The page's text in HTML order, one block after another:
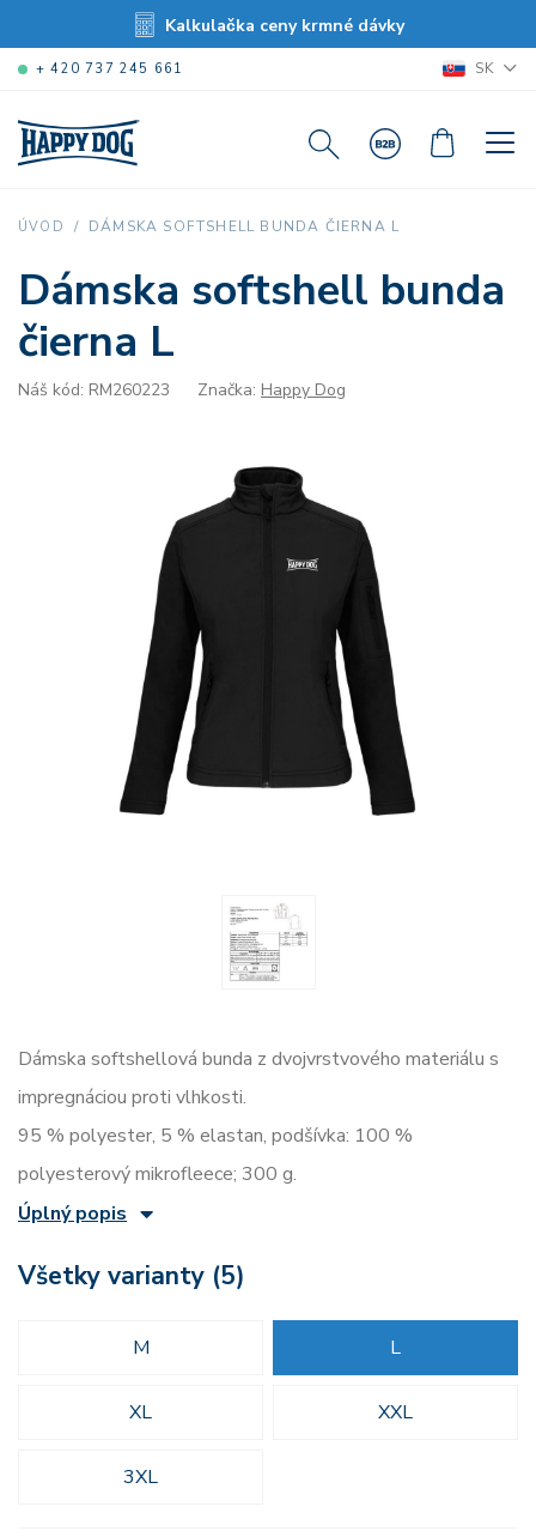
Kalkulačka ceny krmné dávky
+ 420 737 245 661 SK
ÚVOD DÁMSKA SOFTSHELL BUNDA ČIERNA L
Dámska softshell bunda
čierna L
Náš kód: RM260223 Značka: Happy Dog
Dámska softshellová bunda z dvojvrstvového materiálu s
impregnáciou proti vlhkosti.
95 % polyester, 5 % elastan, podšívka: 100 %
polyesterový mikrofleece; 300 g.
Úplný popis
Všetky varianty (5)
M L
XL XXL
3XL